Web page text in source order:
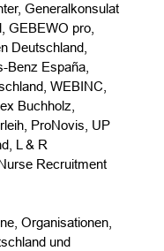
Generalkonsulat
GEBEWO pro,
Deutschland,
Benz España,
WEBINC,
Buchholz,
ProNovis, UP
L & R
Recruitment
Organisationen,
und